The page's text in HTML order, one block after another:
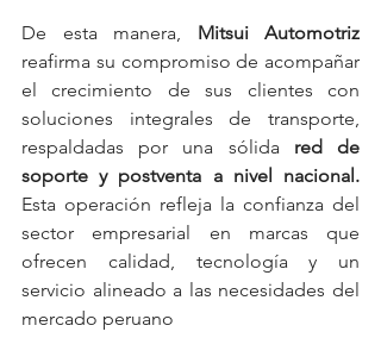
De esta manera, Mitsui Automotriz
reafirma su compromiso de acompañar
el crecimiento de sus clientes con
soluciones integrales de transporte,
respaldadas por una sólida red de
soporte y postventa a nivel nacional.
Esta operación refleja la confianza del
sector empresarial en marcas que
ofrecen calidad, tecnología y un
servicio alineado a las necesidades del
mercado peruano